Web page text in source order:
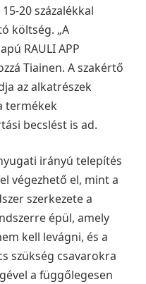
20 százalékkal
költség. „A
RAULI APP
Tiainen. A szakértő
az alkatrészek
termékek
becslést is ad.
irányú telepítés
végezhető el, mint a
szerkezete a
épül, amely
kell levágni, és a
szükség csavarokra
a függőlegesen